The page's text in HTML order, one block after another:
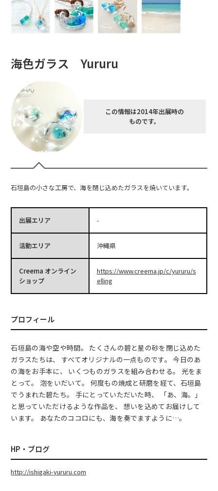
海色ガラス Yururu
この情報は2014年出展時の
ものです。
石垣島の小さな工房で、海を閉じ込めたガラスを焼いています。
出展エリア -
活動エリア 沖縄県
Creema オンライン
ショップ
https://www.creema.jp/c/yururu/s
elling
プロフィール
石垣島の海や空や時間。 たくさんの碧と星の砂を閉じ込めた
ガラスたちは、 すべてオリジナルの一点ものです。 今日のあ
の海をお手本に、 いくつものガラスを組み合わせる。 光をま
とって。 泡をいだいて。 何度もの焼成と研磨を経て、石垣島
でうまれた碧たち。 手にとっていただいた時、 「あ、海。」
と思っていただけるような作品を、 想いを込めてお届けして
います。 あなたのココロにも、海を奏でますように…。
HP・ブログ
http://ishigaki-yururu.com